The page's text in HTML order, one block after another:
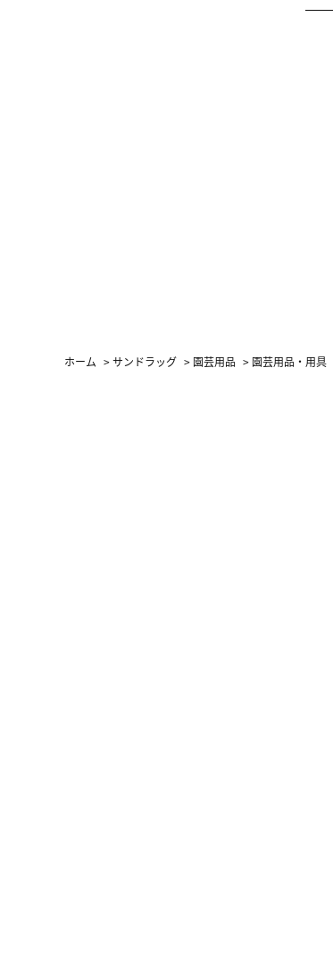
ホーム >サンドラッグ > 園芸用品 > 園芸用品・用具